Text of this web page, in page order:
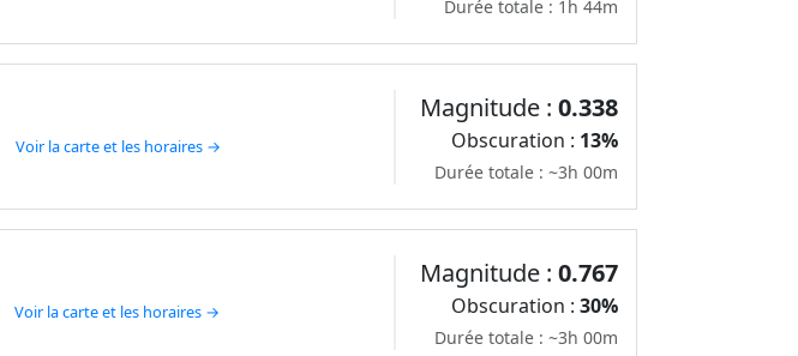
Durée totale : 1h 44m
Voir la carte et les horaires →
Magnitude : 0.338
Obscuration : 13%
Durée totale : ~3h 00m
Voir la carte et les horaires →
Magnitude : 0.767
Obscuration : 30%
Durée totale : ~3h 00m